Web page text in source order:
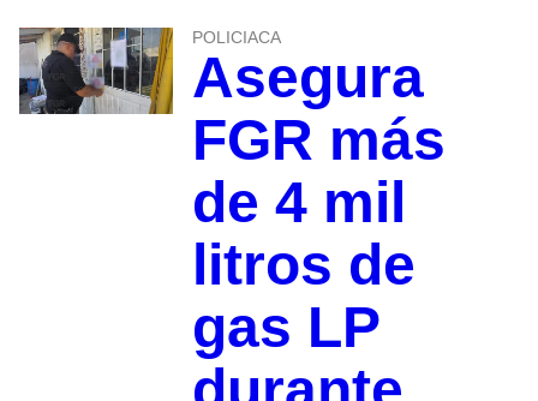
POLICIACA
Asegura
FGR más
de 4 mil
litros de
gas LP